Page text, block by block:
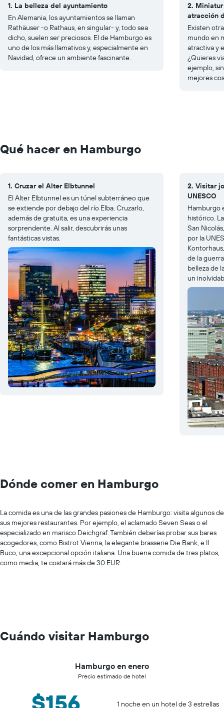
1. La belleza del ayuntamiento
En Alemania, los ayuntamientos se llaman
Rathäuser -o Rathaus, en singular- y, todo sea
dicho, suelen ser preciosos. El de Hamburgo es
uno de los más llamativos y, especialmente en
Navidad, ofrece un ambiente fascinante.
2.
atracción
Existen
mundo en
atractiva y
¿Quieres
ejemplo,
mejores
Qué hacer en Hamburgo
1. Cruzar el Alter Elbtunnel
El Alter Elbtunnel es un túnel subterráneo que
se extiende por debajo del río Elba. Cruzarlo,
además de gratuita, es una experiencia
sorprendente. Al salir, descubrirás unas
fantásticas vistas.
2. Visitar
UNESCO
Hamburgo
histórico.
San
por la
de la
belleza de
un
Dónde comer en Hamburgo
La comida es una de las grandes pasiones de Hamburgo: visita algunos de
sus mejores restaurantes. Por ejemplo, el aclamado Seven Seas o el
especializado en marisco Deichgraf. También deberías probar sus bares
acogedores, como Bistrot Vienna, la elegante brasserie Die Bank, e Il
Buco, una excepcional opción italiana. Una buena comida de tres platos,
como media, te costará más de 30 EUR.
Cuándo visitar Hamburgo
Hamburgo en enero
Precio estimado de hotel
1 noche en un hotel de 3 estrellas